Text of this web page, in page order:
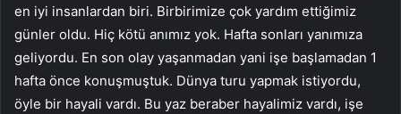
en iyi insanlardan biri. Birbirimize çok yardım ettiğimiz
günler oldu. Hiç kötü anımız yok. Hafta sonları yanımıza
geliyordu. En son olay yaşanmadan yani işe başlamadan 1
hafta önce konuşmuştuk. Dünya turu yapmak istiyordu,
öyle bir hayali vardı. Bu yaz beraber hayalimiz vardı, işe